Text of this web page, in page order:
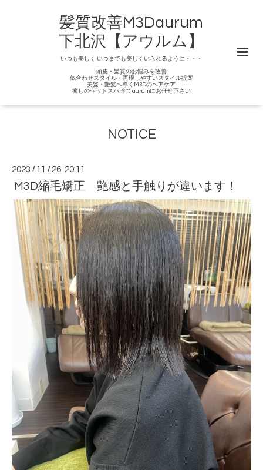
髪質改善M3Daurum
下北沢【アウルム】
いつも美しく いつまでも美しくいられるように・・・
頭皮・髪質のお悩みを改善
似合わせスタイル・再現しやすいスタイル提案
美髪・艶髪へ導くM3Dのヘアケア
癒しのヘッドスパ 全てaurumにお任せ下さい
NOTICE
2023 / 11 / 26 20:11
M3D縮毛矯正 艶感と手触りが違います！